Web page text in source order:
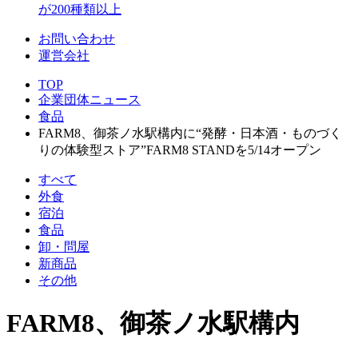
が200種類以上
お問い合わせ
運営会社
TOP
企業団体ニュース
食品
FARM8、御茶ノ水駅構内に“発酵・日本酒・ものづく
りの体験型ストア”FARM8 STANDを5/14オープン
すべて
外食
宿泊
食品
卸・問屋
新商品
その他
FARM8、御茶ノ水駅構内